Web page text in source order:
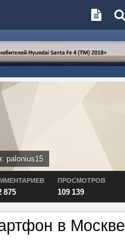
palonius15
875
ПРОСМОТРОВ
109 139
в Москве